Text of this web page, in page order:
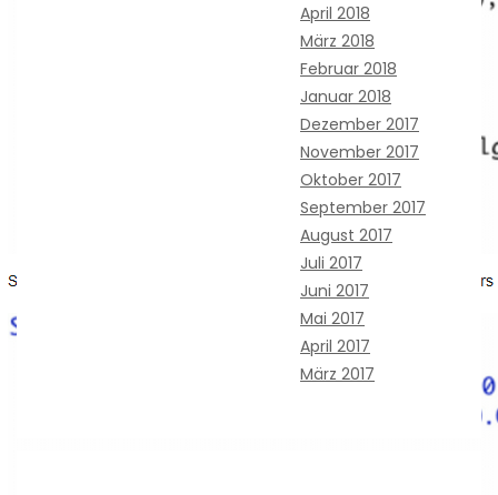
April 2018
März 2018
Februar 2018
Januar 2018
Dezember 2017
November 2017
Oktober 2017
September 2017
August 2017
Juli 2017
Juni 2017
Mai 2017
April 2017
März 2017